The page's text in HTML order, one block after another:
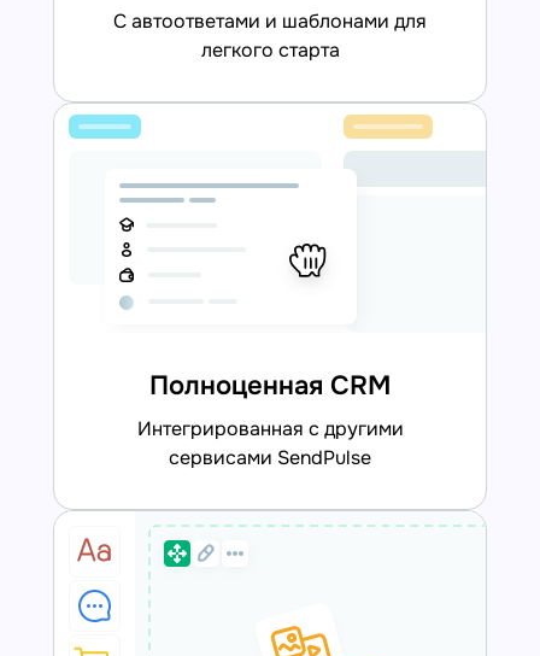
С автоответами и шаблонами для
легкого старта
Полноценная CRM
интегрированная с другими
сервисами SendPulse